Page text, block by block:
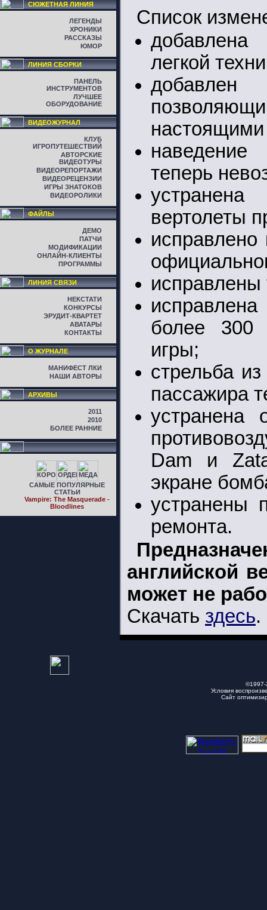
СЮЖЕТНАЯ ЛИНИЯ
ЛЕГЕНДЫ
ХРОНИКИ
РАССКАЗЫ
ЮМОР
ЛИНИЯ СБОРКИ
ПАНЕЛЬ
ИНСТРУМЕНТОВ
ЛУЧШЕЕ
ОБОРУДОВАНИЕ
ВИДЕОЖУРНАЛ
КЛУБ
ИГРОПУТЕШЕСТВИЙ
АВТОРСКИЕ
ВИДЕОТУРЫ
ВИДЕОРЕПОРТАЖИ
ВИДЕОРЕЦЕНЗИИ
ИГРЫ ЗНАТОКОВ
ВИДЕОРОЛИКИ
ФАЙЛЫ
ДЕМО
ПАТЧИ
МОДИФИКАЦИИ
ОНЛАЙН-КЛИЕНТЫ
ПРОГРАММЫ
ЛИНИЯ СВЯЗИ
НЕКСТАТИ
КОНКУРСЫ
ЭРУДИТ-КВАРТЕТ
АВАТАРЫ
КОНТАКТЫ
О ЖУРНАЛЕ
МАНИФЕСТ ЛКИ
НАШИ АВТОРЫ
АРХИВЫ
2011
2010
БОЛЕЕ РАННИЕ
САМЫЕ ПОПУЛЯРНЫЕ
СТАТЬИ
Vampire: The Masquerade -
Bloodlines
Список
легкой
настоящими
теперь
вертолеты
исправлено
исправлены
более 300
игры;
стрельба
пассажира
устранена
Dam и
экране
устранены
ремонта.
английской
может не
Скачать здесь.
Условия
Сайт